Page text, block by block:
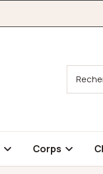
Corps